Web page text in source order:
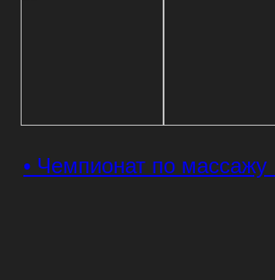
• Чемпионат по массажу